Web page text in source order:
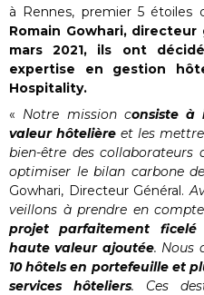
à Rennes, premier 5 étoiles
Romain Gowhari,
mars 2021, ils ont
expertise en gestion
Hospitality.
« Notre mission consiste à
valeur hôtelière et les
bien-être des
optimiser le bilan carbone
Gowhari, Directeur Général.
veillons à prendre en
projet parfaitement
haute valeur ajoutée. Nous
10 hôtels en portefeuille et
services hôteliers. Ces